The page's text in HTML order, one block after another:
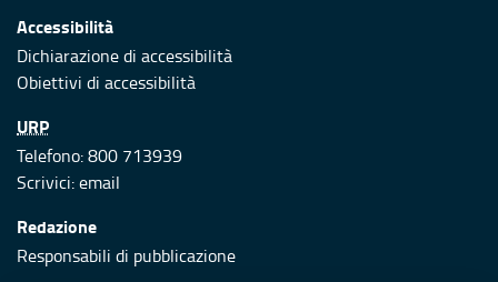
Accessibilità
Dichiarazione di accessibilità
Obiettivi di accessibilità
URP
Telefono: 800 713939
Scrivici:email
Redazione
Responsabili di pubblicazione